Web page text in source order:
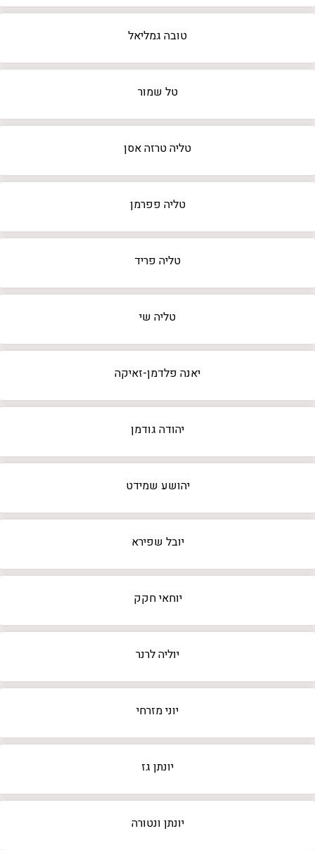
טובה גמליאל
טל שמור
טליה טרזה אסן
טליה פפרמן
טליה פריד
טליה שי
יאנה פלדמן-זאיקה
יהודה גודמן
יהושע שמידט
יובל שפירא
יוחאי חקק
יוליה לרנר
יוני מזרחי
יונתן גז
יונתן ונטורה